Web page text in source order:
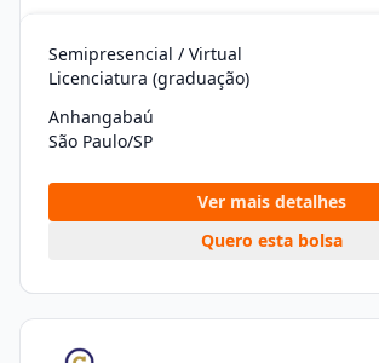
Semipresencial / Virtual
Licenciatura (graduação)
Anhangabaú
São Paulo/SP
Ver mais detalhes
Quero esta bolsa